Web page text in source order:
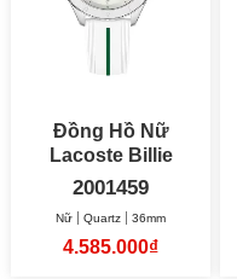
Đồng Hồ Nữ
Lacoste Billie
36mm
2001459
Nữ Quartz 36mm
4.585.000₫